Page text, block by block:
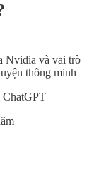
Nvidia và vai trò
thông minh
ChatGPT